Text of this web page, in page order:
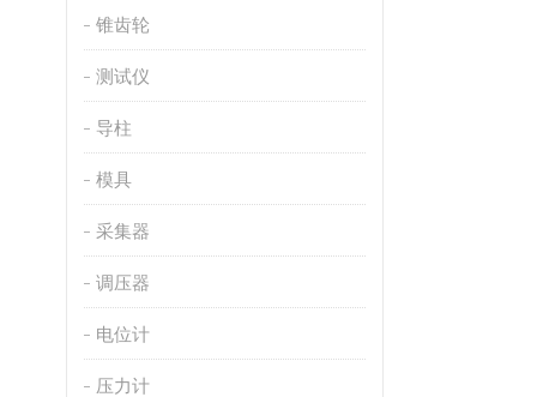
锥齿轮
测试仪
导柱
模具
采集器
调压器
电位计
压力计